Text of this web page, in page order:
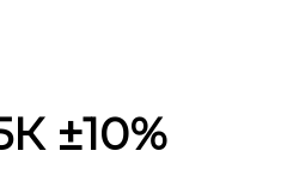
±10%